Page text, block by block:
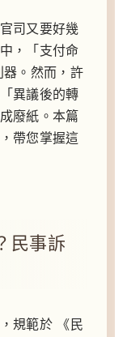
司又要好幾
，「支付命
。然而，許
異議後的轉
廢紙。本篇
帶您掌握這
民事訴
規範於 《民